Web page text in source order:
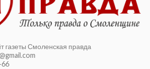
газеты Смоленская правда
66